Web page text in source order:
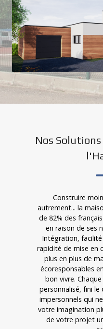
Nos
Construire
autrement... la
de 82% des
en raison de ses
Intégration,
rapidité de mise en
plus en plus de
écoresponsables
bon vivre.
personnalisé, fini
impersonnels qui
votre imagination
de votre projet